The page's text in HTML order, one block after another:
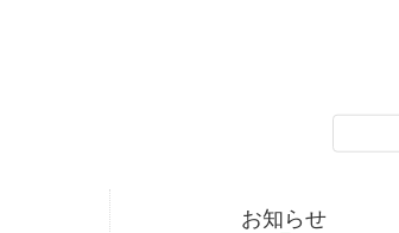
お知らせ